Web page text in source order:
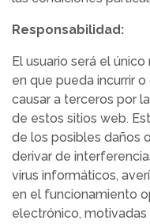
Responsabilidad:
El usuario será el
en que pueda incurrir
causar a terceros por
de estos sitios web.
de los posibles daños
derivar de
virus informáticos,
en el funcionamiento
electrónico, motivadas